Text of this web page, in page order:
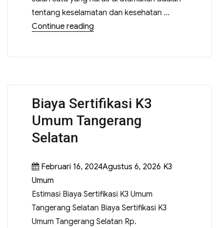
tentang keselamatan dan kesehatan …
Continue reading
Biaya Sertifikasi K3
Umum Tangerang
Selatan
Februari 16, 2024Agustus 6, 2026 K3
Umum
Estimasi Biaya Sertifikasi K3 Umum
Tangerang Selatan Biaya Sertifikasi K3
Umum Tangerang Selatan Rp.